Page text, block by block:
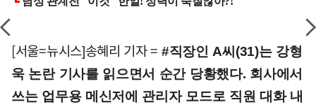
[서울=뉴시스]송혜리 기자 = #직장인 A씨(31)는 강형
욱 논란 기사를 읽으면서 순간 당황했다. 회사에서
쓰는 업무용 메신저에 관리자 모드로 직원 대화 내